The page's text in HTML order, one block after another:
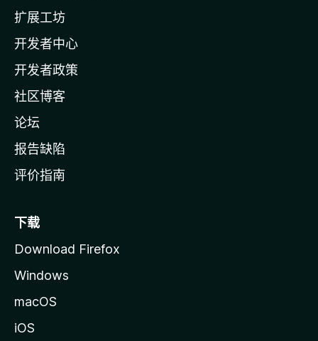
a
主
页
扩展工坊
开发者中心
开发者政策
社区博客
论坛
报告缺陷
评价指南
下载
Download Firefox
Windows
macOS
iOS